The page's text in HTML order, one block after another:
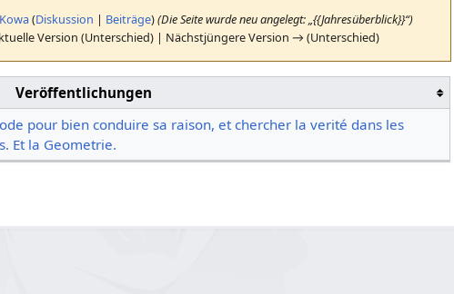
Kowa(Diskussion | Beiträge)(Die Seite wurde neu angelegt: „{{Jahresüberblick}}“)
Version (Unterschied) | Nächstjüngere Version → (Unterschied)
Veröffentlichungen
pour bien conduire sa raison, et chercher la verité dans les
Et la Geometrie.